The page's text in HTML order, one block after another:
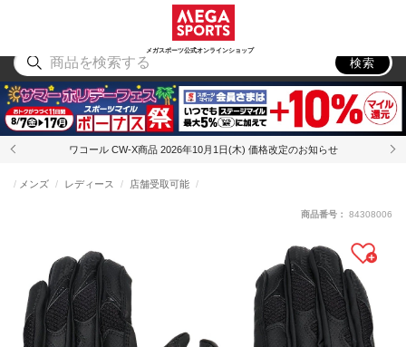
メガスポーツ公式オンラインショップ
アウトドア
検索
ワコール CW-X商品 2026年10月1日(木) 価格改定のお知らせ
メンズ レディース 店舗受取可能
商品番号： 84308006